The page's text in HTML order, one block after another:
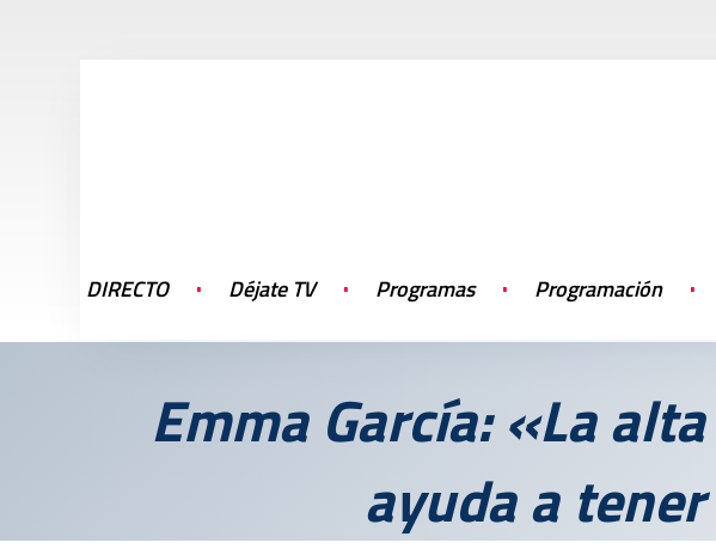
DIRECTO Déjate TV Programas Programación
Emma García: «La
ayuda a